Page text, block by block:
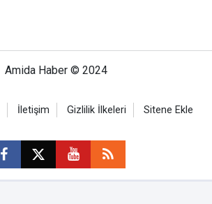
Amida Haber © 2024
İletişim Gizlilik İlkeleri Sitene Ekle